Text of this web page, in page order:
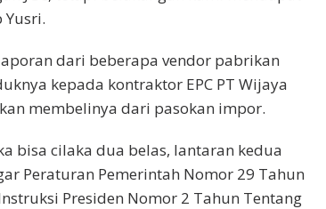
Yusri.
dari beberapa vendor pabrikan
kepada kontraktor EPC PT Wijaya
membelinya dari pasokan impor.
bisa cilaka dua belas, lantaran kedua
Peraturan Pemerintah Nomor 29 Tahun
Presiden Nomor 2 Tahun Tentang